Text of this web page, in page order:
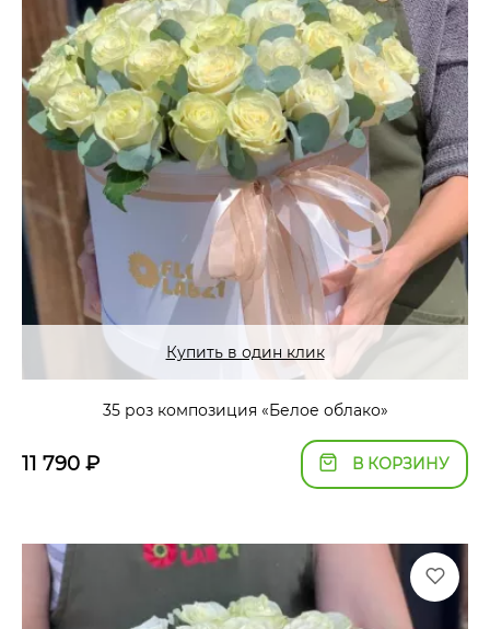
Купить в один клик
35 роз композиция «Белое облако»
11 790 ₽ В КОРЗИНУ